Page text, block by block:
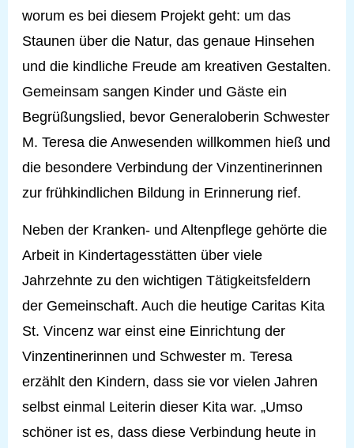
worum es bei diesem Projekt geht: um das
Staunen über die Natur, das genaue Hinsehen
und die kindliche Freude am kreativen Gestalten.
Gemeinsam sangen Kinder und Gäste ein
Begrüßungslied, bevor Generaloberin Schwester
M. Teresa die Anwesenden willkommen hieß und
die besondere Verbindung der Vinzentinerinnen
zur frühkindlichen Bildung in Erinnerung rief.
Neben der Kranken- und Altenpflege gehörte die
Arbeit in Kindertagesstätten über viele
Jahrzehnte zu den wichtigen Tätigkeitsfeldern
der Gemeinschaft. Auch die heutige Caritas Kita
St. Vincenz war einst eine Einrichtung der
Vinzentinerinnen und Schwester m. Teresa
erzählt den Kindern, dass sie vor vielen Jahren
selbst einmal Leiterin dieser Kita war. „Umso
schöner ist es, dass diese Verbindung heute in